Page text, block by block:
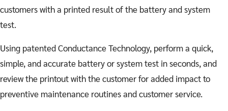
customers with a printed result of the battery and system
test.
Using patented Conductance Technology, perform a quick,
simple, and accurate battery or system test in seconds, and
review the printout with the customer for added impact to
preventive maintenance routines and customer service.